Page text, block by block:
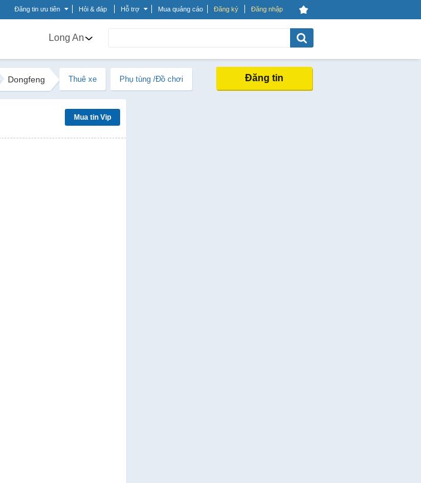
Đăng tin ưu tiên Hỏi & đáp Hỗ trợ Mua quảng cáo Đăng ký Đăng nhập
Long An
Dongfeng Thuê xe Phụ tùng /Đồ chơi Đăng tin
Mua tin Vip